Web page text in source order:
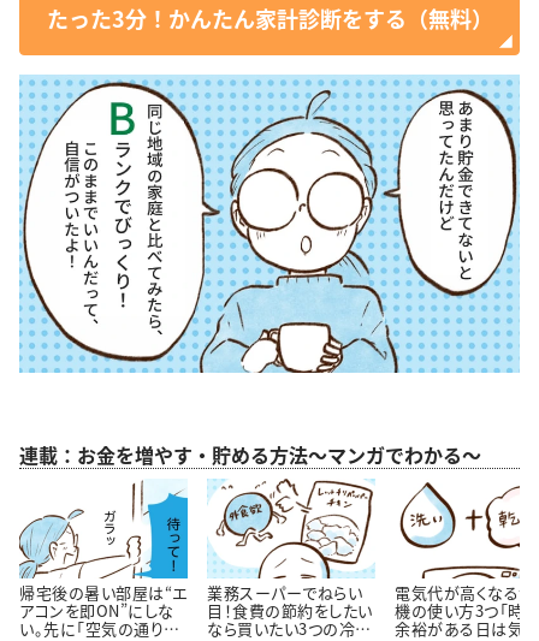
たった3分！かんたん家計診断をする（無料）
連載：お金を増やす・貯める方法～マンガでわかる～
帰宅後の暑い部屋は“エ
アコンを即ON”にしな
い。先に「空気の通り
業務スーパーでねらい
目！食費の節約をしたい
なら買いたい3つの冷凍
電気代が高くなる
機の使い方3つ「時
余裕がある日は気